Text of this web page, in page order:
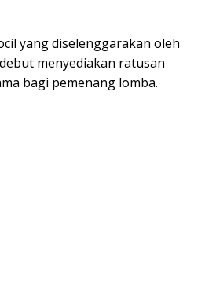
yang diselenggarakan oleh
menyediakan ratusan
bagi pemenang lomba.